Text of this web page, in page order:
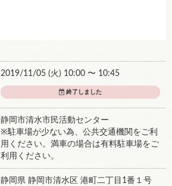
2019/11/05 (火 ) 10:00 〜 10:45
終了しました
静岡市清水市民活動センター
※駐車場が少ない為、公共交通機関をご利
用ください。満車の場合は有料駐車場をご
利用ください。
静岡県 静岡市清水区 港町二丁目1番１号